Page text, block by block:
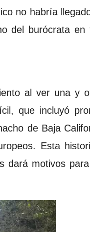
no habría
del burócrata en
al ver una y
que incluyó
de Baja
Esta
dará motivos